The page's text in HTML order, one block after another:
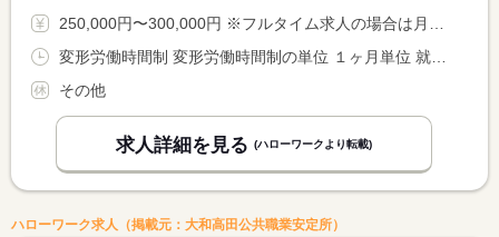
250,000円〜300,000円 ※フルタイム求人の場合は月額（換算額）、パート求人の場合は時間額を表示しています。
その他
求人詳細を見る (ハローワークより転載)
ハローワーク求人（掲載元：大和高田公共職業安定所）